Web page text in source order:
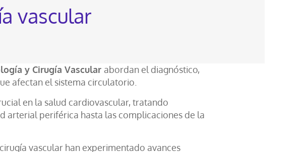
vascular
y Cirugía Vascular abordan el diagnóstico,
afectan el sistema circulatorio.
en la salud cardiovascular, tratando
arterial periférica hasta las complicaciones de la
vascular han experimentado avances